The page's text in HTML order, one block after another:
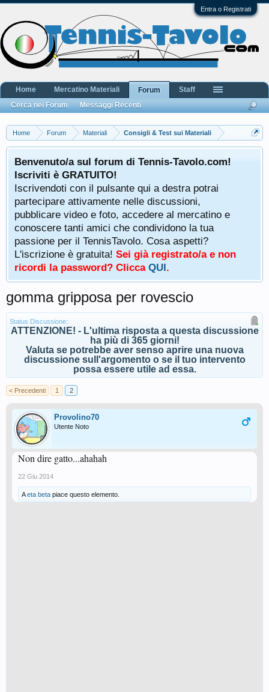
Entra o Registrati
Home Forum Materiali Consigli & Test sui Materiali
Benvenuto/a sul forum di Tennis-Tavolo.com!
Iscriviti è GRATUITO!
Iscrivendoti con il pulsante qui a destra potrai
partecipare attivamente nelle discussioni,
pubblicare video e foto, accedere al mercatino e
conoscere tanti amici che condividono la tua
passione per il TennisTavolo. Cosa aspetti?
L'iscrizione è gratuita! Sei già registrato/a e non
ricordi la password? Clicca QUI.
gomma gripposa per rovescio
Status Discussione:
ATTENZIONE! - L'ultima risposta a questa discussione
ha più di 365 giorni!
Valuta se potrebbe aver senso aprire una nuova
discussione sull'argomento o se il tuo intervento
possa essere utile ad essa.
< Precedenti 1 2
Provolino70
Utente Noto
Non dire gatto...ahahah
22 Giu 2014
Aeta beta piace questo elemento.
Home Mercatino Materiali
Forum
Cerca nei Forum
Messaggi Recenti
Staff